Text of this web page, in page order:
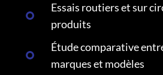
Essais routiers et sur
produits
Étude comparative
marques et modèles